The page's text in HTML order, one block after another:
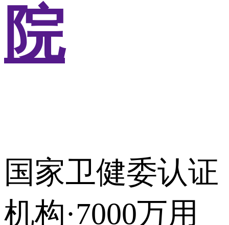
院
国家卫健委认证
机构·7000万用